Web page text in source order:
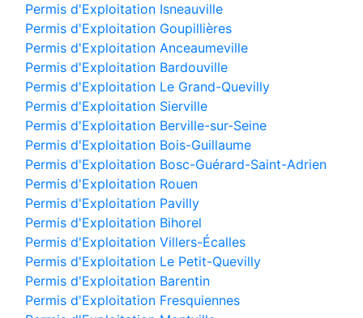
Permis d'Exploitation Isneauville
Permis d'Exploitation Goupillières
Permis d'Exploitation Anceaumeville
Permis d'Exploitation Bardouville
Permis d'Exploitation Le Grand-Quevilly
Permis d'Exploitation Sierville
Permis d'Exploitation Berville-sur-Seine
Permis d'Exploitation Bois-Guillaume
Permis d'Exploitation Bosc-Guérard-Saint-Adrien
Permis d'Exploitation Rouen
Permis d'Exploitation Pavilly
Permis d'Exploitation Bihorel
Permis d'Exploitation Villers-Écalles
Permis d'Exploitation Le Petit-Quevilly
Permis d'Exploitation Barentin
Permis d'Exploitation Fresquiennes